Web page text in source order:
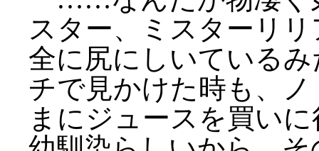
スター、ミスターリ
全に尻にしいている
チで見かけた時も、
まにジュースを買い